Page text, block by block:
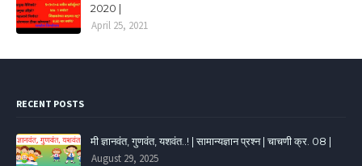
2020 |
April 25, 2021
RECENT POSTS
मी ज्ञानवंत, गुणवंत, यशवंत..! | सामान्यज्ञान प्रश्न | चाचणी क्र. 08 |
August 29, 2025